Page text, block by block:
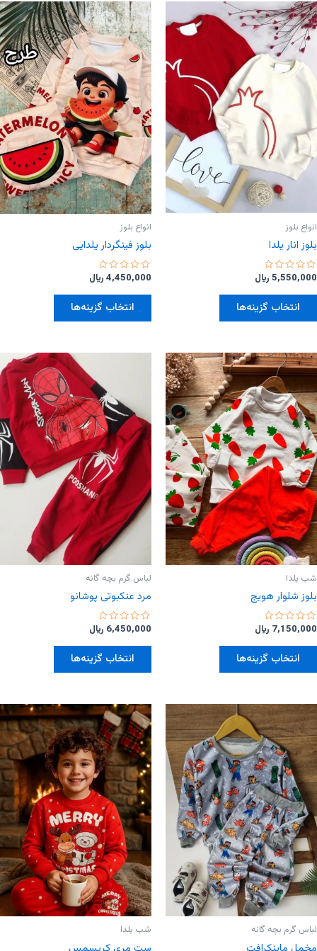
مختلفی
ها
ممکن
است
در
صفحه
محصول
انتخاب
شوند
مختلفی
می
باشد.
گزینه
ها
ممکن
است
در
صفحه
محصول
انتخاب
شوند
انواع بلوز
بلوز انار یلدا
امتیاز
از
5,550,000 ﷼
انتخاب گزینه‌ها
این
مختلفی
می
باشد.
گزینه
ها
ممکن
است
در
صفحه
محصول
انتخاب
شوند
انواع بلوز
بلوز فینگردار یلدایی
امتیاز
از
4,450,000 ﷼
انتخاب گزینه‌ها
این
مختلفی
می
باشد.
گزینه
ها
ممکن
است
صفحه
محصول
انتخاب
شوند
شب یلدا
بلوز شلوار هویج
امتیاز
از
7,150,000 ﷼
انتخاب گزینه‌ها
این
مختلفی
می
باشد.
گزینه
ها
ممکن
است
در
صفحه
محصول
انتخاب
شوند
لباس گرم بچه گانه
مرد عنکبوتی پوشانو
امتیاز
از
6,450,000 ﷼
انتخاب گزینه‌ها
این
مختلفی
می
باشد.
گزینه
ها
ممکن
است
در
صفحه
محصول
انتخاب
شوند
لباس گرم بچه گانه شب یلدا